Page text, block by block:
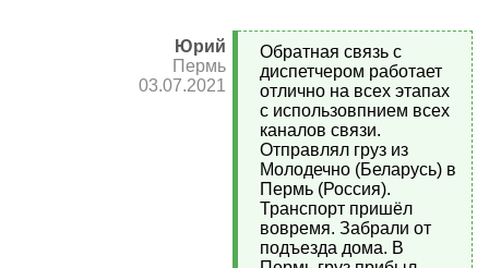
Юрий
Пермь
03.07.2021
Обратная связь с
диспетчером работает
отлично на всех этапах
с использовпнием всех
каналов связи.
Отправлял груз из
Молодечно (Беларусь) в
Пермь (Россия).
Транспорт пришёл
вовремя. Забрали от
подъезда дома. В